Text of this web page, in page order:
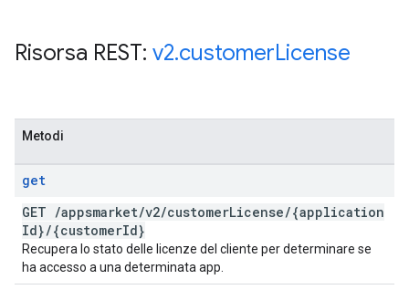
Risorsa REST: v2.customerLicense
Metodi
get
GET /appsmarket/v2/customerLicense/{application
Id}/{customerId}
Recupera lo stato delle licenze del cliente per determinare se
ha accesso a una determinata app.